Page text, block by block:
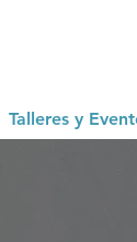
Talleres y